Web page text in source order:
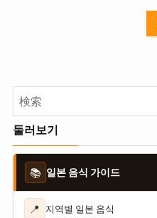
둘러보기
📚 일본 음식 가이드
📍 지역별 일본 음식